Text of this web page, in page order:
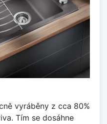
vyráběny z cca 80%
Tím se dosáhne